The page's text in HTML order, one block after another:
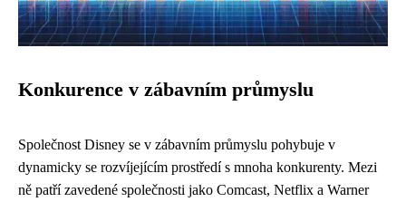
Konkurence v zábavním průmyslu
Společnost Disney se v zábavním průmyslu pohybuje v
dynamicky se rozvíjejícím prostředí s mnoha konkurenty. Mezi
ně patří zavedené společnosti jako Comcast, Netflix a Warner